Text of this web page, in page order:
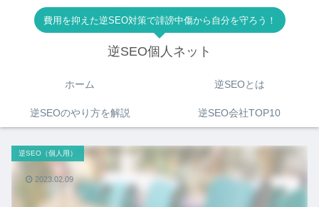
費用を抑えた逆SEO対策で誹謗中傷から自分を守ろう！
逆SEO個人ネット
ホーム 逆SEOとは
逆SEOのやり方を解説 逆SEO会社TOP10
逆SEO（個人用）
2023.02.09